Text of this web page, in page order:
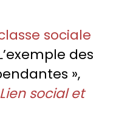
sociale
des
»,
Lien social et